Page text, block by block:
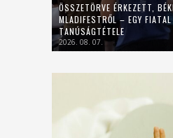
ÖSSZETÖRVE ÉRKEZETT,
MLADIFESTRŐL – EGY
TANÚSÁGTÉTELE
2026. 08. 07.